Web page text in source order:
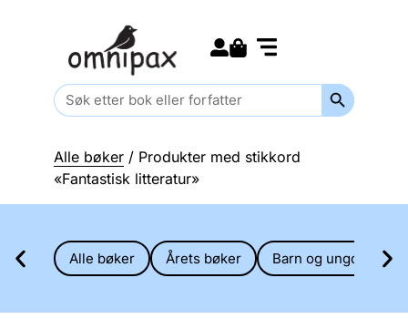
Search
for:
Search
Alle bøker / Produkter med stikkord
«Fantastisk litteratur»
Alle bøker Årets bøker Barn og ungdom